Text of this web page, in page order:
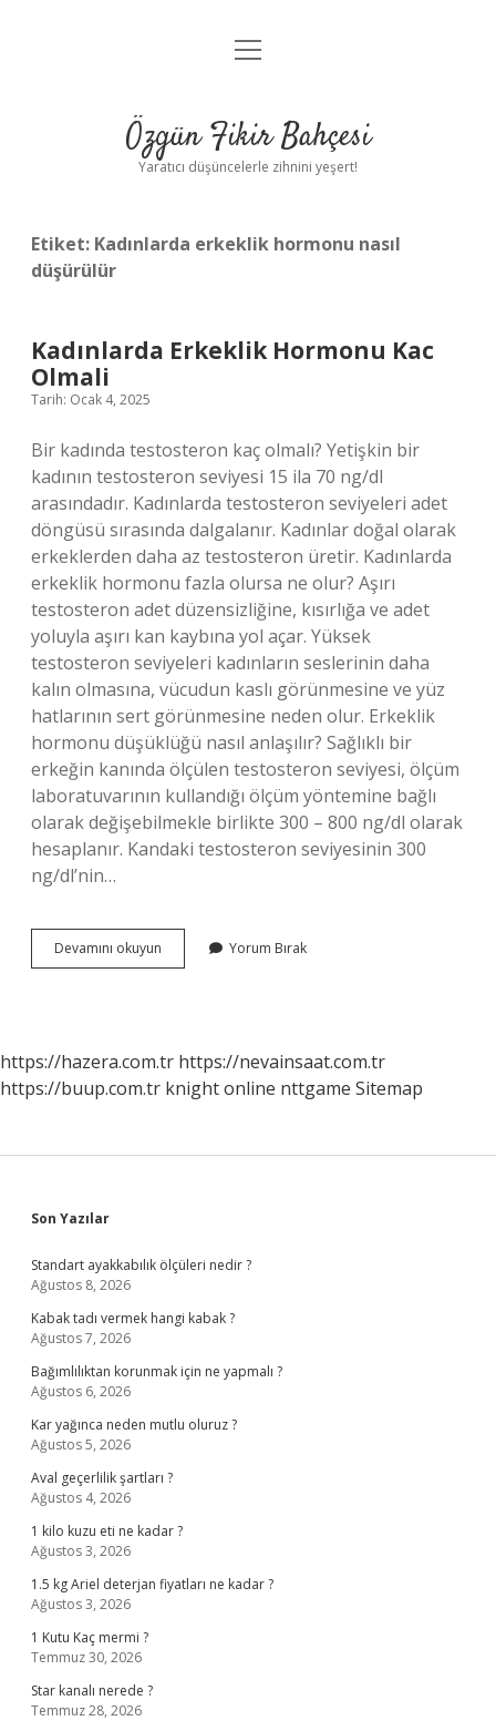
Anasayfa
Yasal Uyarı
menüyü
Özgün Fikir Bahçesi
Yaratıcı düşüncelerle zihnini yeşert!
Etiket: Kadınlarda erkeklik hormonu nasıl
düşürülür
Kadınlarda Erkeklik Hormonu Kac
Olmali
Tarih: Ocak 4, 2025
Bir kadında testosteron kaç olmalı? Yetişkin bir
kadının testosteron seviyesi 15 ila 70 ng/dl
arasındadır. Kadınlarda testosteron seviyeleri adet
döngüsü sırasında dalgalanır. Kadınlar doğal olarak
erkeklerden daha az testosteron üretir. Kadınlarda
erkeklik hormonu fazla olursa ne olur? Aşırı
testosteron adet düzensizliğine, kısırlığa ve adet
yoluyla aşırı kan kaybına yol açar. Yüksek
testosteron seviyeleri kadınların seslerinin daha
kalın olmasına, vücudun kaslı görünmesine ve yüz
hatlarının sert görünmesine neden olur. Erkeklik
hormonu düşüklüğü nasıl anlaşılır? Sağlıklı bir
erkeğin kanında ölçülen testosteron seviyesi, ölçüm
laboratuvarının kullandığı ölçüm yöntemine bağlı
olarak değişebilmekle birlikte 300 – 800 ng/dl olarak
hesaplanır. Kandaki testosteron seviyesinin 300
ng/dl’nin…
Devamını okuyun Kadınlarda
Erkeklik
Yorum Bırak
https://hazera.com.tr https://nevainsaat.com.tr
https://buup.com.tr knight online nttgame Sitemap
Sidebar
Son Yazılar
Standart ayakkabılık ölçüleri nedir ?
Ağustos 8, 2026
Kabak tadı vermek hangi kabak ?
Ağustos 7, 2026
Bağımlılıktan korunmak için ne yapmalı ?
Ağustos 6, 2026
Kar yağınca neden mutlu oluruz ?
Ağustos 5, 2026
Aval geçerlilik şartları ?
Ağustos 4, 2026
1 kilo kuzu eti ne kadar ?
Ağustos 3, 2026
1.5 kg Ariel deterjan fiyatları ne kadar ?
Ağustos 3, 2026
1 Kutu Kaç mermi ?
Temmuz 30, 2026
Star kanalı nerede ?
Temmuz 28, 2026